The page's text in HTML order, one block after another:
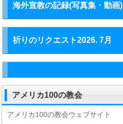
海外宣教の記録(写真集・動画)
祈りのリクエスト2026. 7月
アメリカ100の教会
アメリカ100の教会ウェブサイト